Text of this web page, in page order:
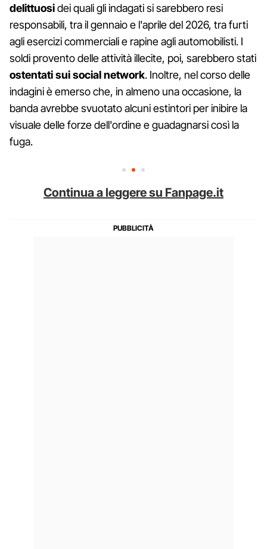
delittuosidei quali gli indagati si sarebbero resi
responsabili, tra il gennaio e l'aprile del 2026, tra furti
agli esercizi commerciali e rapine agli automobilisti. I
soldi provento delle attività illecite, poi, sarebbero stati
ostentati sui social network. Inoltre, nel corso delle
indagini è emerso che, in almeno una occasione, la
banda avrebbe svuotato alcuni estintori per inibire la
visuale delle forze dell'ordine e guadagnarsi così la
fuga.
Continua a leggere su Fanpage.it